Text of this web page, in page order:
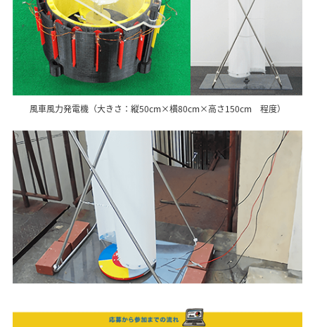
風車風力発電機（大きさ：縦50cm×横80cm×高さ150cm 程度）